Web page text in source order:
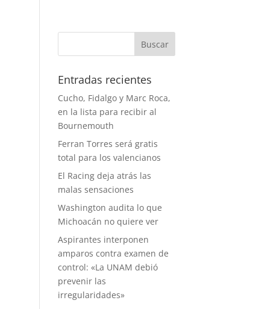
Entradas recientes
Cucho, Fidalgo y Marc Roca,
en la lista para recibir al
Bournemouth
Ferran Torres será gratis
total para los valencianos
El Racing deja atrás las
malas sensaciones
Washington audita lo que
Michoacán no quiere ver
Aspirantes interponen
amparos contra examen de
control: «La UNAM debió
prevenir las
irregularidades»